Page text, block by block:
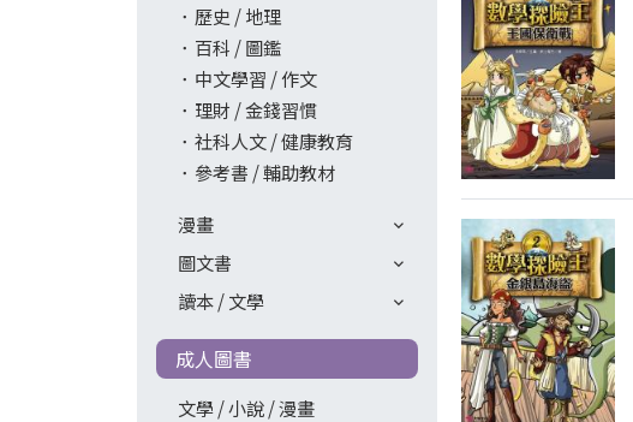
歷史 / 地理
百科 / 圖鑑
中文學習 / 作文
理財 / 金錢習慣
社科人文 / 健康教育
參考書 / 輔助教材
漫畫
圖文書
讀本 / 文學
成人圖書
文學 / 小說 / 漫畫